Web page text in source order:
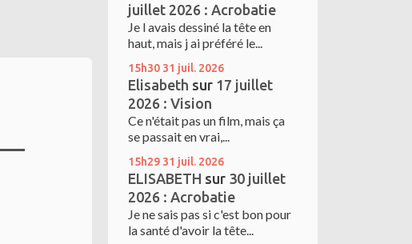
juillet 2026 : Acrobatie
Je l avais dessiné la tête en
haut, mais j ai préféré le...
15h30 31 juil. 2026
Elisabeth sur 17 juillet
2026 : Vision
Ce n'était pas un film, mais ça
se passait en vrai,...
15h29 31 juil. 2026
ELISABETH sur 30 juillet
2026 : Acrobatie
Je ne sais pas si c'est bon pour
la santé d'avoir la tête...